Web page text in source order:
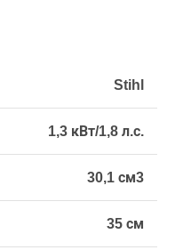
Stihl
1,3 кВт/1,8 л.с.
30,1 см3
35 см